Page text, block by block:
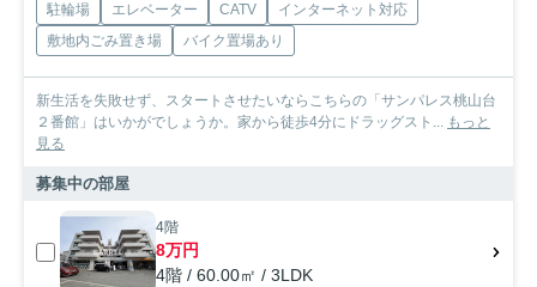
駐輪場 エレベーター CATV
インターネット対応
敷地内ごみ置き場
バイク置場あり
新生活を失敗せず、スタートさせたいならこちらの「サンパレス桃山台
２番館」はいかがでしょうか。家から徒歩4分にドラッグスト... もっと
見る
募集中の部屋
4階
8万円
4階 / 60.00㎡ / 3LDK